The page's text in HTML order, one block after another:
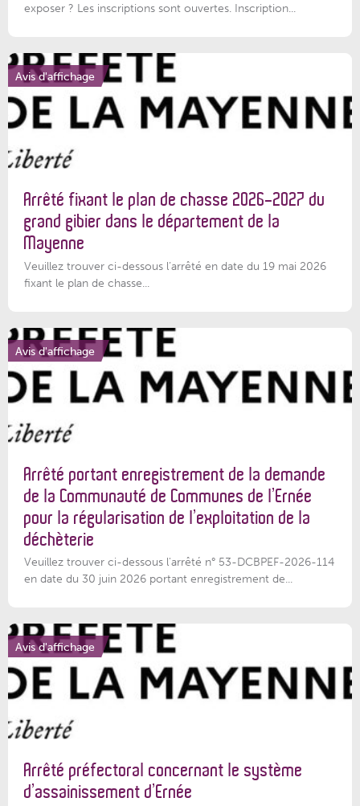
exposer ? Les inscriptions sont ouvertes. Inscription...
Avis d'affichage
Arrêté fixant le plan de chasse 2026-2027 du
grand gibier dans le département de la
Mayenne
Veuillez trouver ci-dessous l’arrêté en date du 19 mai 2026
fixant le plan de chasse...
Avis d'affichage
Arrêté portant enregistrement de la demande
de la Communauté de Communes de l’Ernée
pour la régularisation de l’exploitation de la
déchèterie
Veuillez trouver ci-dessous l'arrêté n° 53-DCBPEF-2026-114
en date du 30 juin 2026 portant enregistrement de...
Avis d'affichage
Arrêté préfectoral concernant le système
d’assainissement d’Ernée